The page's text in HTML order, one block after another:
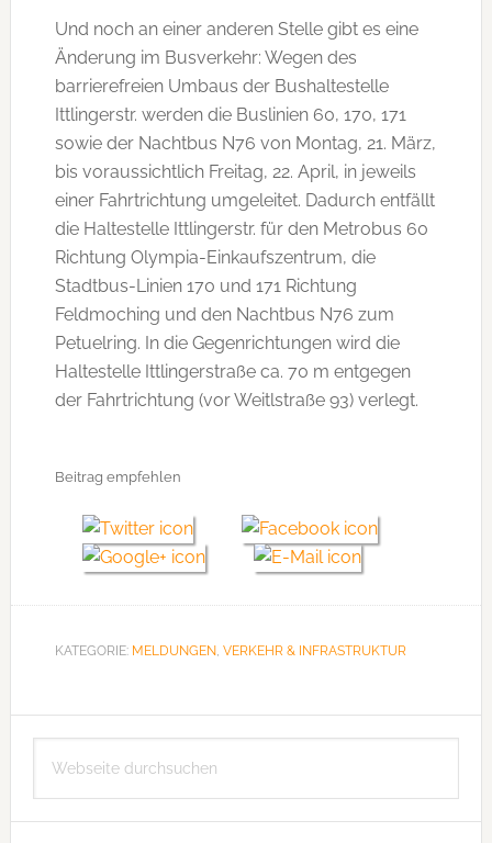
Und noch an einer anderen Stelle gibt es eine
Änderung im Busverkehr: Wegen des
barrierefreien Umbaus der Bushaltestelle
Ittlingerstr. werden die Buslinien 60, 170, 171
sowie der Nachtbus N76 von Montag, 21. März,
bis voraussichtlich Freitag, 22. April, in jeweils
einer Fahrtrichtung umgeleitet. Dadurch entfällt
die Haltestelle Ittlingerstr. für den Metrobus 60
Richtung Olympia-Einkaufszentrum, die
Stadtbus-Linien 170 und 171 Richtung
Feldmoching und den Nachtbus N76 zum
Petuelring. In die Gegenrichtungen wird die
Haltestelle Ittlingerstraße ca. 70 m entgegen
der Fahrtrichtung (vor Weitlstraße 93) verlegt.
Beitrag empfehlen
KATEGORIE: MELDUNGEN, VERKEHR & INFRASTRUKTUR
Seitenspalte
durchsuchen